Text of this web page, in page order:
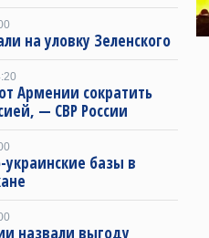
на уловку Зеленского
Армении сократить
— СВР России
украинские базы в
назвали выгоду